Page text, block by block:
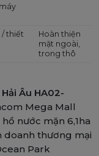
thiết
Hoàn thiện
mặt ngoài,
trong thô
Âu HA02-
Mega Mall
nước mặn 6,1ha
doanh thương mại
Park